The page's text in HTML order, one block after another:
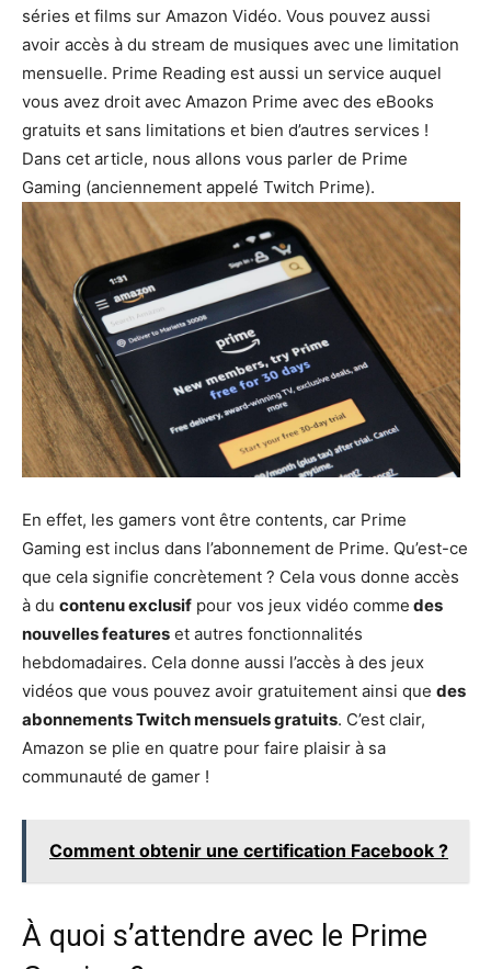
séries et films sur Amazon Vidéo. Vous pouvez aussi
avoir accès à du stream de musiques avec une limitation
mensuelle. Prime Reading est aussi un service auquel
vous avez droit avec Amazon Prime avec des eBooks
gratuits et sans limitations et bien d’autres services !
Dans cet article, nous allons vous parler de Prime
Gaming (anciennement appelé Twitch Prime).
En effet, les gamers vont être contents, car Prime
Gaming est inclus dans l’abonnement de Prime. Qu’est-ce
que cela signifie concrètement ? Cela vous donne accès
à du contenu exclusif pour vos jeux vidéo comme des
nouvelles features et autres fonctionnalités
hebdomadaires. Cela donne aussi l’accès à des jeux
vidéos que vous pouvez avoir gratuitement ainsi que des
abonnements Twitch mensuels gratuits. C’est clair,
Amazon se plie en quatre pour faire plaisir à sa
communauté de gamer !
Comment obtenir une certification Facebook ?
À quoi s’attendre avec le Prime